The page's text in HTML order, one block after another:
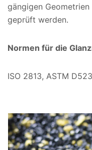
gängigen
geprüft werden.
Normen für die
ISO 2813, ASTM